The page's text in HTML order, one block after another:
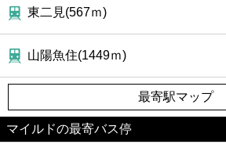
病院
ホテル
東二見(567ｍ)
山陽魚住(1449ｍ)
最寄駅マップ
マイルドの最寄バス停